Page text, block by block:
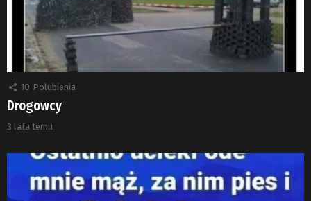
10 Polubienia
Drogowcy
3 lata temu